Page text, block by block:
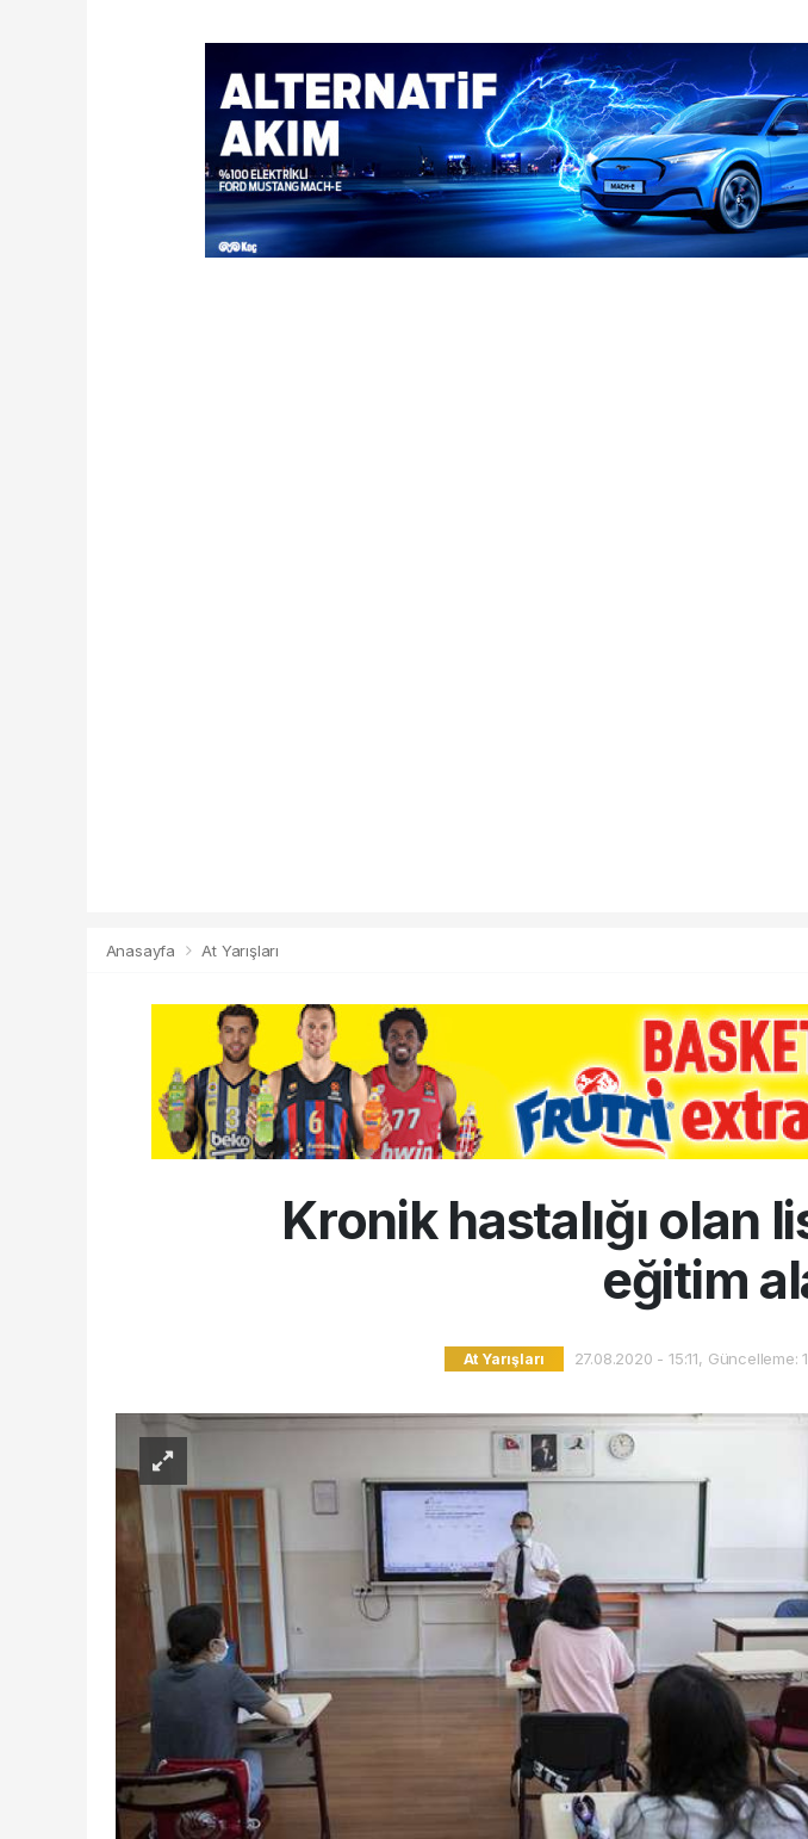
Anasayfa At Yarışları
Kronik hastalığı olan
eğitim
At Yarışları 27.08.2020 - 15:11, Güncelleme: